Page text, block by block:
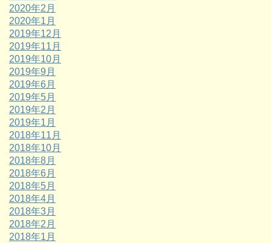
2020年2月
2020年1月
2019年12月
2019年11月
2019年10月
2019年9月
2019年6月
2019年5月
2019年2月
2019年1月
2018年11月
2018年10月
2018年8月
2018年6月
2018年5月
2018年4月
2018年3月
2018年2月
2018年1月